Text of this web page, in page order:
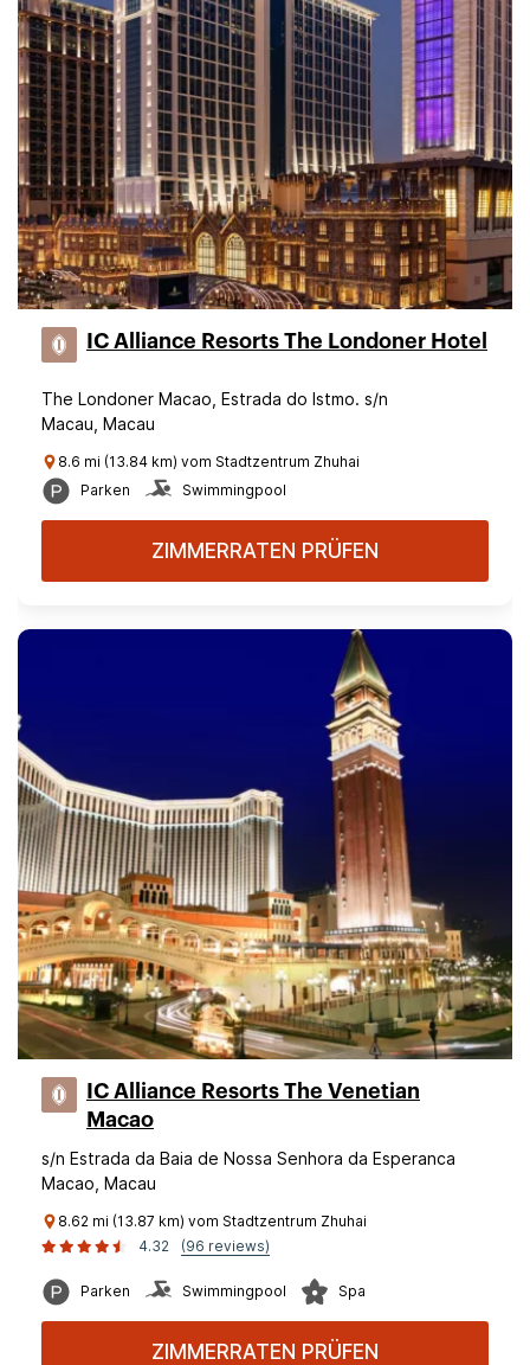
IC Alliance Resorts The Londoner Hotel
The Londoner Macao, Estrada do lstmo. s/n
Macau, Macau
8.6 mi (13.84 km) vom Stadtzentrum Zhuhai
Parken
Swimmingpool
ZIMMERRATEN PRÜFEN
IC Alliance Resorts The Venetian
Macao
s/n Estrada da Baia de Nossa Senhora da Esperanca
Macao, Macau
8.62 mi (13.87 km) vom Stadtzentrum Zhuhai
4.32
(96 reviews)
Parken Swimmingpool Spa
ZIMMERRATEN PRÜFEN